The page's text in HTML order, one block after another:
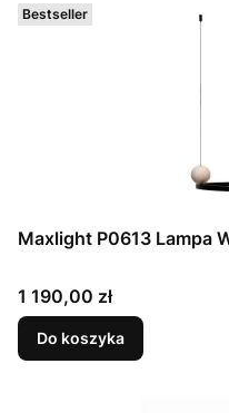
Bestseller
Maxlight P0613 Lampa
Cena
1 190,00 zł
Do koszyka